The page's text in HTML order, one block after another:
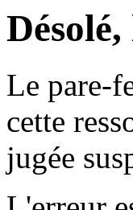
Le pare-
cette
jugée